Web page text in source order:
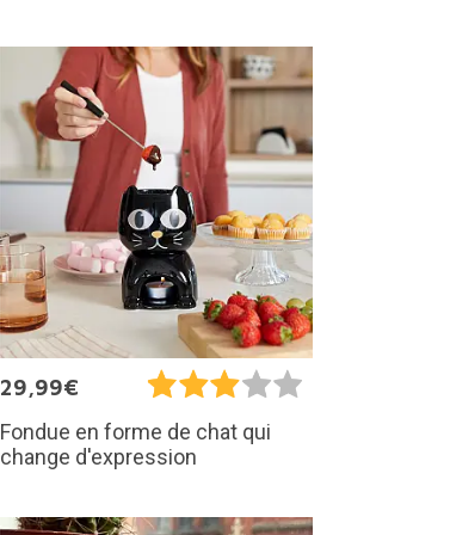
29,99€
Fondue en forme de chat qui
change d'expression